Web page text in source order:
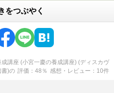
をつぶやく
講座 (小宮一慶の養成講座) (ディスカヴ
書)の 評価 48 ％ 感想・レビュー 10件